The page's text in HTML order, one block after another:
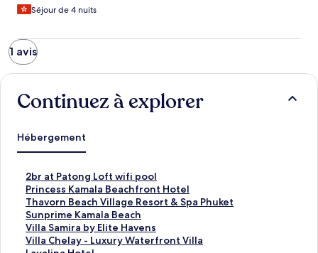
Séjour de 4 nuits
1 avis
Continuez à explorer
Hébergement
2br at Patong Loft wifi pool
2
b
r
a
t
P
Princess Kamala Beachfront Hotel
P
r
i
n
c
Thavorn Beach Village Resort & Spa Phuket
T
h
a
v
Sunprime Kamala Beach
S
u
n
Villa Samira by Elite Havens
V
iVilla Chelay - Luxury Waterfront Villa
V